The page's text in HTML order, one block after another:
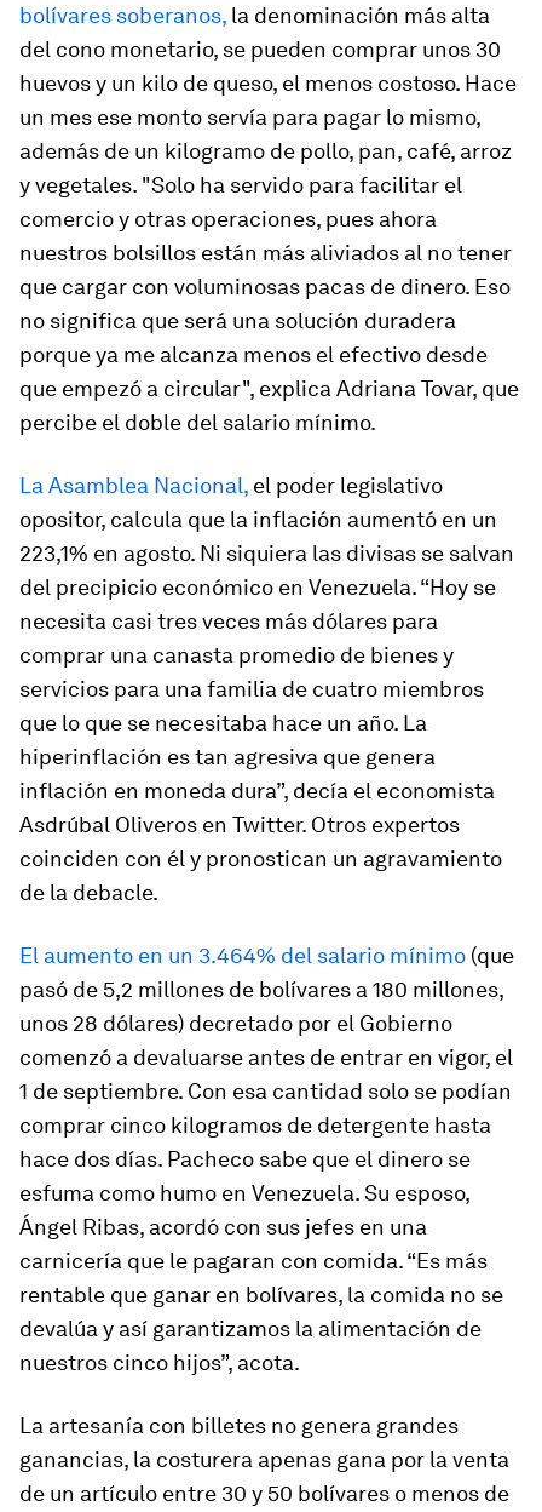
bolívares soberanos, la denominación más alta
del cono monetario, se pueden comprar unos 30
huevos y un kilo de queso, el menos costoso. Hace
un mes ese monto servía para pagar lo mismo,
además de un kilogramo de pollo, pan, café, arroz
y vegetales. "Solo ha servido para facilitar el
comercio y otras operaciones, pues ahora
nuestros bolsillos están más aliviados al no tener
que cargar con voluminosas pacas de dinero. Eso
no significa que será una solución duradera
porque ya me alcanza menos el efectivo desde
que empezó a circular", explica Adriana Tovar, que
percibe el doble del salario mínimo.
La Asamblea Nacional, el poder legislativo
opositor, calcula que la inflación aumentó en un
223,1% en agosto. Ni siquiera las divisas se salvan
del precipicio económico en Venezuela. “Hoy se
necesita casi tres veces más dólares para
comprar una canasta promedio de bienes y
servicios para una familia de cuatro miembros
que lo que se necesitaba hace un año. La
hiperinflación es tan agresiva que genera
inflación en moneda dura”, decía el economista
Asdrúbal Oliveros en Twitter. Otros expertos
coinciden con él y pronostican un agravamiento
de la debacle.
El aumento en un 3.464% del salario mínimo (que
pasó de 5,2 millones de bolívares a 180 millones,
unos 28 dólares) decretado por el Gobierno
comenzó a devaluarse antes de entrar en vigor, el
1 de septiembre. Con esa cantidad solo se podían
comprar cinco kilogramos de detergente hasta
hace dos días. Pacheco sabe que el dinero se
esfuma como humo en Venezuela. Su esposo,
Ángel Ribas, acordó con sus jefes en una
carnicería que le pagaran con comida. “Es más
rentable que ganar en bolívares, la comida no se
devalúa y así garantizamos la alimentación de
nuestros cinco hijos”, acota.
La artesanía con billetes no genera grandes
ganancias, la costurera apenas gana por la venta
de un artículo entre 30 y 50 bolívares o menos de